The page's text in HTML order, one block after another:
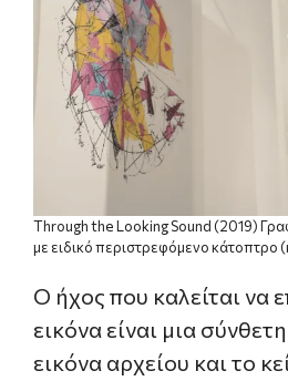
Through the Looking Sound (2019)
με ειδικό περιστρεφόμενο κάτοπτρο
Ο ήχος που καλείται να
εικόνα είναι μια
εικόνα αρχείου και το